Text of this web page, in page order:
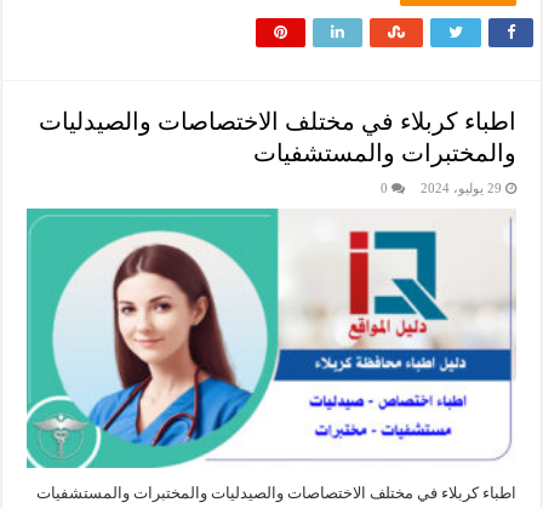
اطباء كربلاء في مختلف الاختصاصات والصيدليات
والمختبرات والمستشفيات
29 يوليو، 2024 0
اطباء كربلاء في مختلف الاختصاصات والصيدليات والمختبرات والمستشفيات